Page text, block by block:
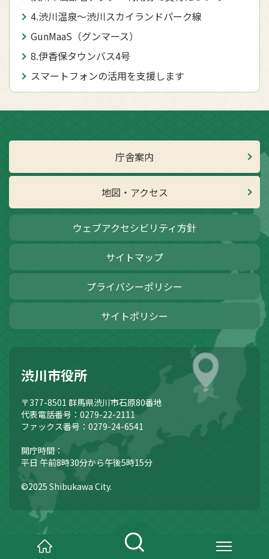
4.渋川温泉～渋川スカイランドパーク線
GunMaaS（グンマース）
8.伊香保タウンバス4号
スマートフォンの活用を支援します
庁舎案内
地図・アクセス
ウェブアクセシビリティ方針
サイトマップ
プライバシーポリシー
サイトポリシー
渋川市役所
〒377-8501 群馬県渋川市石原80番地
代表電話番号：0279-22-2111
ファックス番号：0279-24-6541
開庁時間：
平日 午前8時30分から午後5時15分
©2025 Shibukawa City.